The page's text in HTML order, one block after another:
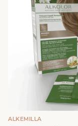
ALKEMILLA